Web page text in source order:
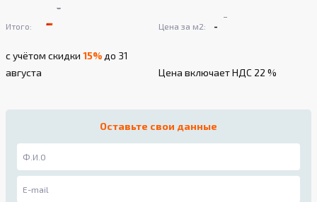
Итого: -
-
с учётом скидки 15% до 31
августа
Цена за м2: -
-
Цена включает НДС 22 %
Оставьте свои данные